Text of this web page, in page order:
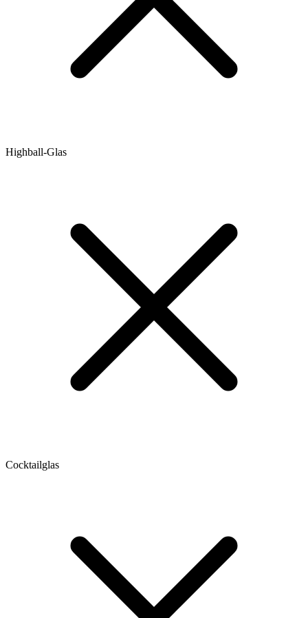
Highball-Glas
Cocktailglas